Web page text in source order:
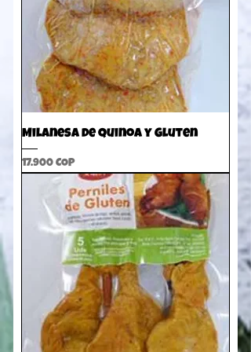
Milanesa de Quinoa y Gluten
Precio
17.900 COP